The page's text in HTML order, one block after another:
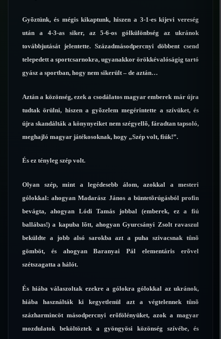
Gyõztünk, és mégis kikaptunk, hiszen a 3-1-es kijevi vereség
után a 4-3-as siker, az 5-6-os gólkülönbség az ukránok
továbbjutását jelentette. Századmásodpercnyi döbbent csend
telepedett a sportcsarnokra, ugyanakkor örökkévalóságig tartó
gyász a sportban, hogy nem sikerült – de aztán…
Aztán a közönség, ezek a csodálatos magyar emberek már újra
tudtak örülni, hiszen a gyõzelem megérintette a szívüket, és
újra skandálták a könynyeiket nem szégyellõ, fáradtan tapsoló,
meghajló magyar játékosoknak, hogy „Szép volt, fiúk!”.
És ez tényleg szép volt.
Olyan szép, mint a legédesebb álom, azokkal a mesteri
gólokkal: ahogyan Madarász János a büntetõrúgásból profin
bevágta, ahogyan Lódi Tamás jobbal (emberek, ez a fiú
ballábas!) a kapuba lõtt, ahogyan Gyurcsányi Zsolt ravaszul
beküldte a jobb alsó sarokba azt a puha szivacsnak tûnõ
gömböt, és ahogyan Baranyai Pál elementáris erõvel
szétszagatta a hálót.
És hiába válaszoltak ezekre a gólokra gólokkal az ukránok,
hiába használták ki kegyetlenül azt a végtelennek tûnõ
százharmincöt másodpercnyi erõfölényüket, azok a magyar
mozdulatok beköltöztek a gyöngyösi közönség szívébe, és